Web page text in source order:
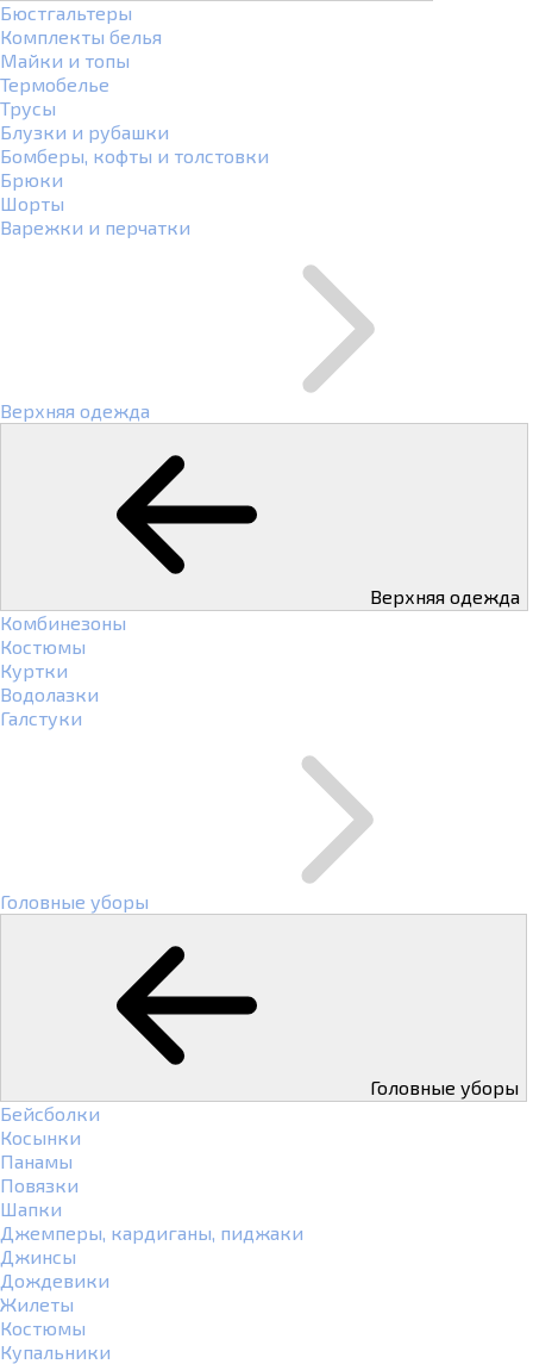
Бюстгальтеры
Комплекты белья
Майки и топы
Термобелье
Трусы
Блузки и рубашки
Бомберы, кофты и толстовки
Брюки
Шорты
Варежки и перчатки
Верхняя одежда
Верхняя одежда
Комбинезоны
Костюмы
Куртки
Водолазки
Галстуки
Головные уборы
Головные уборы
Бейсболки
Косынки
Панамы
Повязки
Шапки
Джемперы, кардиганы, пиджаки
Джинсы
Дождевики
Жилеты
Костюмы
Купальники